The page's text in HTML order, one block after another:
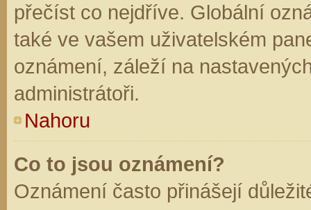
přečíst co nejdříve. Globální
také ve vašem uživatelském
oznámení, záleží na
administrátoři.
Nahoru
Co to jsou oznámení?
Oznámení často přinášejí